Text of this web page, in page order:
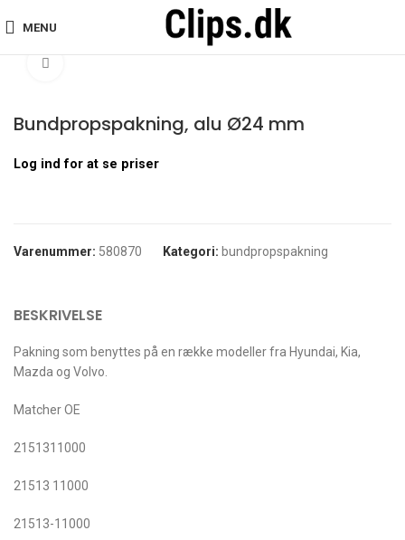
MENU
Bundpropspakning, alu Ø24 mm
Bundpropspakning, alu Ø24 mm
Log ind for at se priser
Varenummer: 580870 Kategori: bundpropspakning
BESKRIVELSE
Pakning som benyttes på en række modeller fra Hyundai, Kia,
Mazda og Volvo.
Matcher OE
2151311000
21513 11000
21513-11000